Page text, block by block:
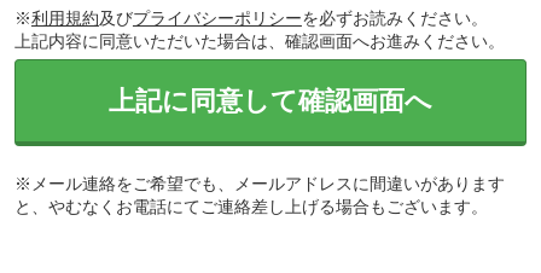
※利用規約及びプライバシーポリシーを必ずお読みください。
上記内容に同意いただいた場合は、確認画面へお進みください。
上記に同意して確認画面へ
※メール連絡をご希望でも、メールアドレスに間違いがあります
と、やむなくお電話にてご連絡差し上げる場合もございます。